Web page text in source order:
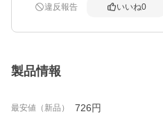
違反報告 いいね0
製品情報
最安値（新品） 726円